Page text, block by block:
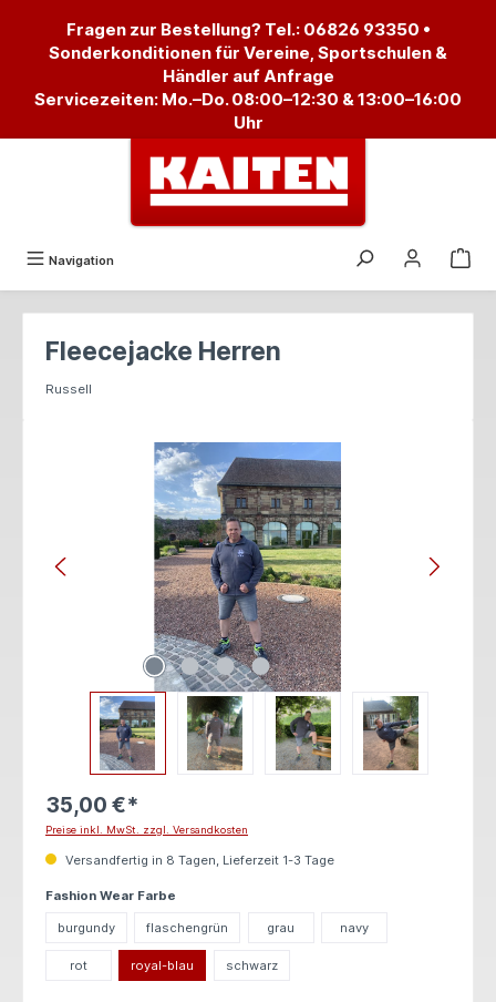
Fragen zur Bestellung? Tel.: 06826 93350 •
Sonderkonditionen für Vereine, Sportschulen &
Händler auf Anfrage
Servicezeiten: Mo.–Do. 08:00–12:30 & 13:00–16:00
Uhr
Navigation
Fleecejacke Herren
Russell
Bildergalerie überspringen
35,00 €*
Preise inkl. MwSt. zzgl. Versandkosten
Versandfertig in 8 Tagen, Lieferzeit 1-3 Tage
Fashion Wear Farbe
burgundy flaschengrün grau navy
rot royal-blau schwarz